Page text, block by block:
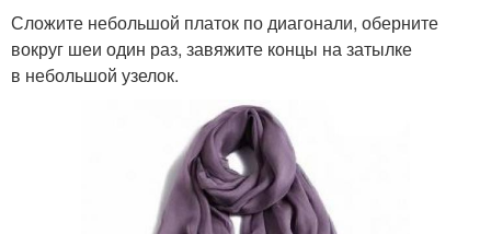
Сложите небольшой платок по диагонали, оберните
вокруг шеи один раз, завяжите концы на затылке
в небольшой узелок.